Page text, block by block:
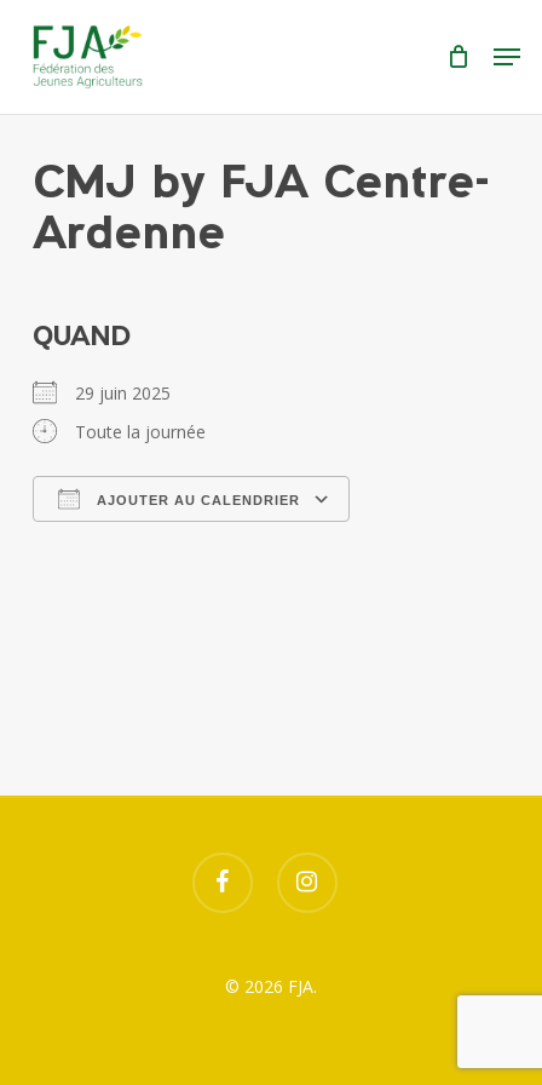
main
content
CMJ by FJA Centre-
Ardenne
QUAND
29 juin 2025
Toute la journée
AJOUTER AU CALENDRIER
facebook instagram
© 2026 FJA.